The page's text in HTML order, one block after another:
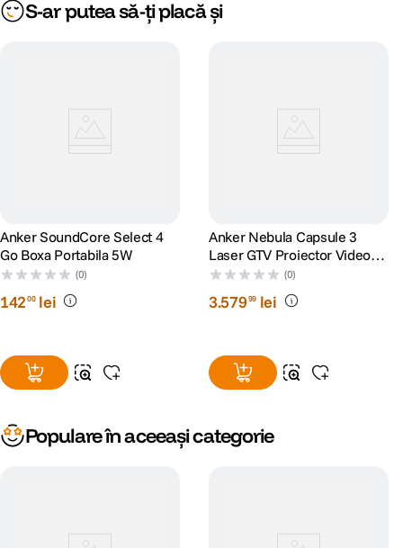
S-ar putea să-ți placă și
Anker SoundCore Select 4
Go Boxa Portabila 5W
(0)
14200 lei
Anker Nebula Capsule 3
Laser GTV Proiector Video
Portabil 1080p WiFi 300
ANSI Lumeni Dolby Digital
Negru
(0)
3.57999 lei
Populare în aceeași categorie